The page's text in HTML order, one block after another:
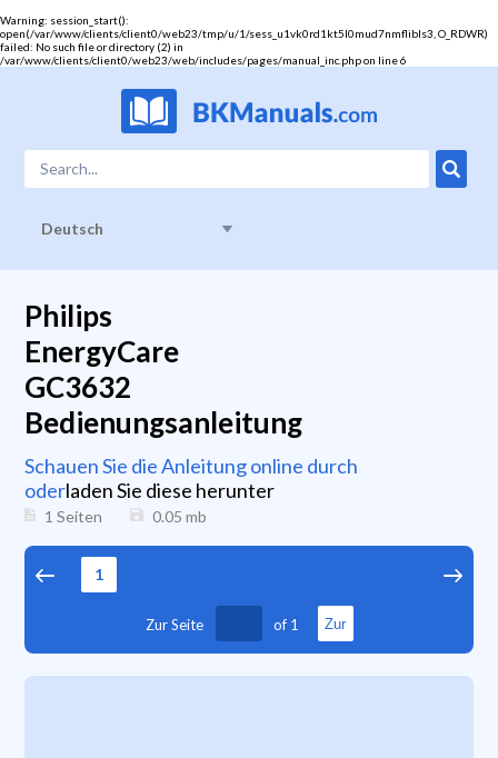
Warning: session_start():
open(/var/www/clients/client0/web23/tmp/u/1/sess_u1vk0rd1kt5l0mud7nmflibls3, O_RDWR)
failed: No such file or directory (2) in
/var/www/clients/client0/web23/web/includes/pages/manual_inc.phpon line6
Deutsch
Philips
EnergyCare
GC3632
Bedienungsanleitung
Schauen Sie die Anleitung online durch
oderladen Sie diese herunter
1 Seiten 0.05 mb
1
Zur Seite of 1 Zur